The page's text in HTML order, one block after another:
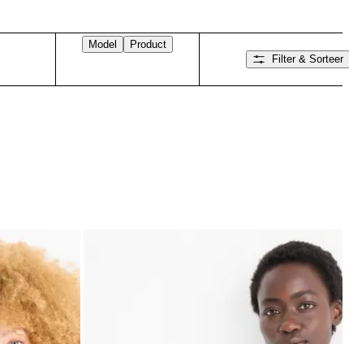
Model
Product
Filter & Sorteer